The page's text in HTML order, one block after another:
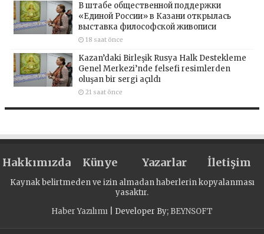
В штабе общественной поддержки
«Единой России» в Казани открылась
выставка философской живописи
18 saat önce
Kazan’daki Birleşik Rusya Halk Destekleme
Genel Merkezi’nde felsefi resimlerden
oluşan bir sergi açıldı
21 saat önce
Hakkımızda Künye Yazarlar İletişim
Kaynak belirtmeden ve izin almadan haberlerin kopyalanması
yasaktır.
Haber Yazılımı | Developer By; BEYNSOFT